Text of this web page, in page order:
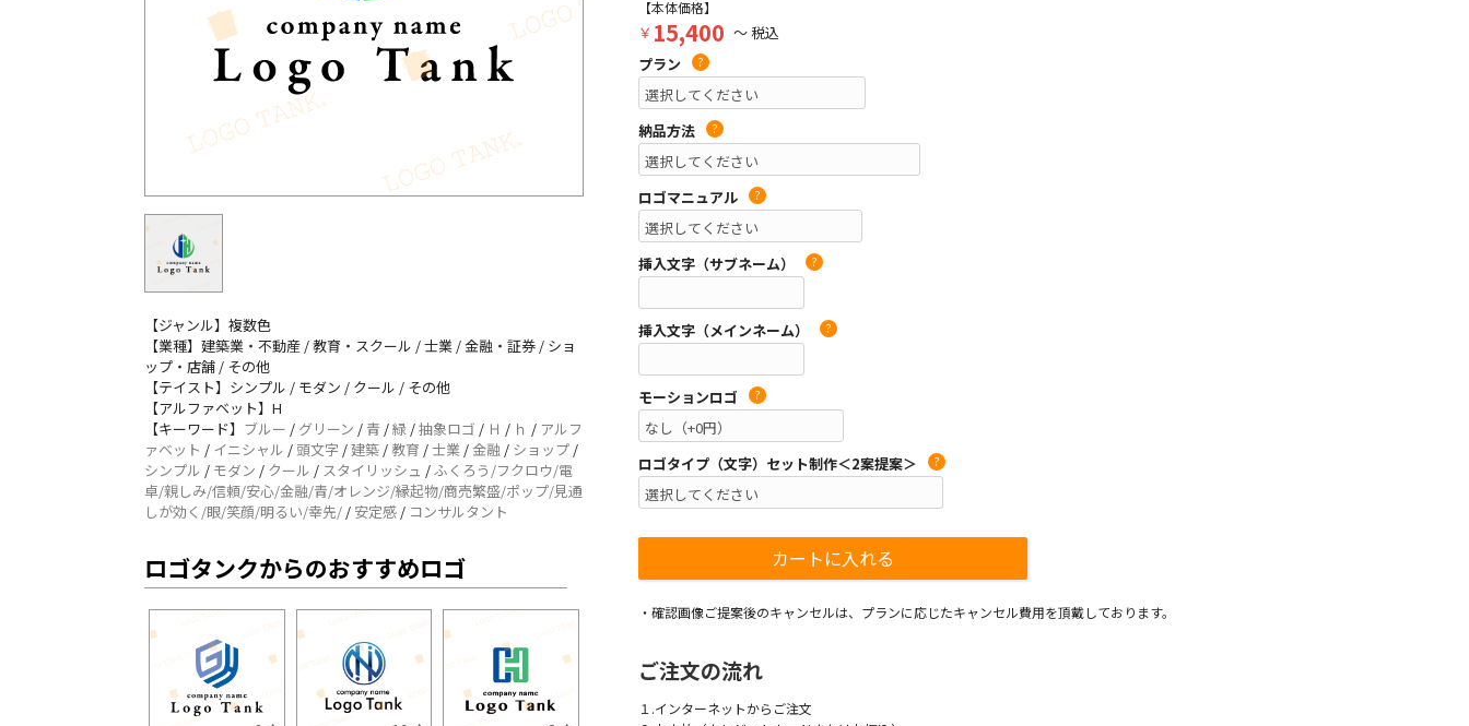
【ジャンル】複数色
【業種】建築業・不動産 / 教育・スクール / 士業 / 金融・証券 / ショ
ップ・店舗 / その他
【テイスト】シンプル / モダン / クール / その他
【アルファベット】H
【キーワード】 ブルー / グリーン / 青 /緑 /抽象ロゴ / Ｈ / ｈ / アルフ
ァベット / イニシャル / 頭文字 /建築 / 教育 /士業 / 金融 / ショップ /
シンプル / モダン / クール / スタイリッシュ /ふくろう/フクロウ/電
卓/親しみ/信頼/安心/金融/青/オレンジ/縁起物/商売繁盛/ポップ/見通
しが効く/眼/笑顔/明るい/幸先/ / 安定感 / コンサルタント
ロゴタンクからのおすすめロゴ
【本体価格】
￥ 15,400 ～ 税込
プラン
?
納品方法 ?
ロゴマニュアル ?
挿入文字（サブネーム） ?
挿入文字（メインネーム） ?
モーションロゴ ?
ロゴタイプ（文字）セット制作＜2案提案＞ ?
・確認画像ご提案後のキャンセルは、プランに応じたキャンセル費用を頂戴しております。
ご注文の流れ
１.インターネットからご注文